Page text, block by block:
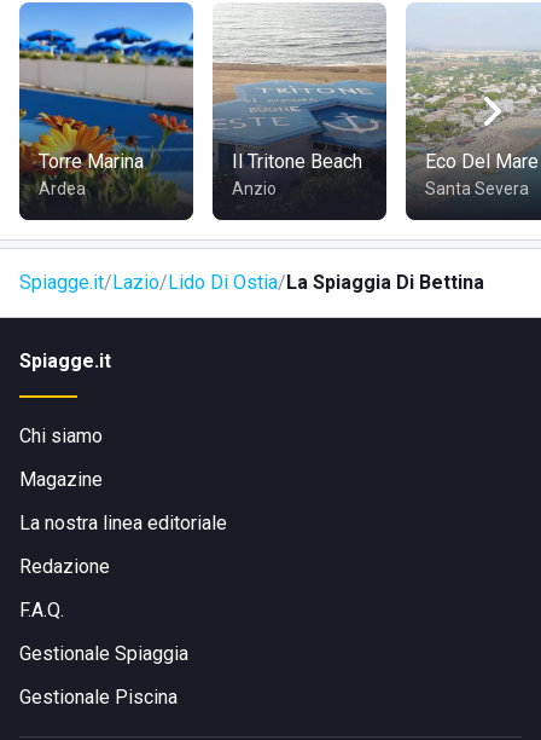
colazioni che renderanno piacevole l'esperienza anche per
il vostro palato.
Ed, infine, lasciarsi viziare dalla discoteca a cielo aperto e
non, nella location mozzafiato in cui si incontrano eleganza,
bellezza e semplicità, sarà un gioco da ragazzi.
Torre Marina
Ardea
Il Tritone Beach
Anzio
Eco Del Mare
Santa Severa
Spiagge.it Lazio Lido Di Ostia La Spiaggia Di Bettina
Spiagge.it
Chi siamo
Magazine
La nostra linea editoriale
Redazione
F.A.Q.
Gestionale Spiaggia
Gestionale Piscina